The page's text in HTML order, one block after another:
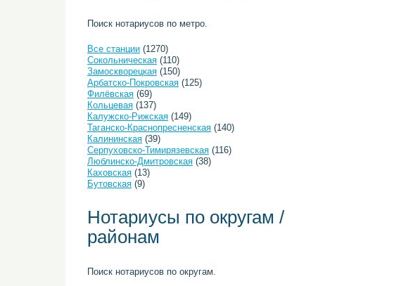
Поиск нотариусов по метро.
Все станции (1270)
Сокольническая (110)
Замоскворецкая (150)
Арбатско-Покровская (125)
Филёвская (69)
Кольцевая (137)
Калужско-Рижская (149)
Таганско-Краснопресненская (140)
Калининская (39)
Серпуховско-Тимирязевская (116)
Люблинско-Дмитровская (38)
Каховская (13)
Бутовская (9)
Нотариусы по округам /
районам
Поиск нотариусов по округам.